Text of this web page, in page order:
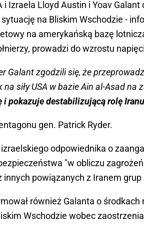
Izraela Lloyd Austin i Yoav Galant
na Bliskim Wschodzie -
na amerykańską bazę
prowadzi do wzrostu
Galant zgodzili się, że
siły USA w bazie Ain al-Asad na
i pokazuje destabilizującą rolę
gen. Patrick Ryder.
odpowiednika o
"w obliczu
innych powiązanych z Iranem
również Galanta o
Wschodzie wobec